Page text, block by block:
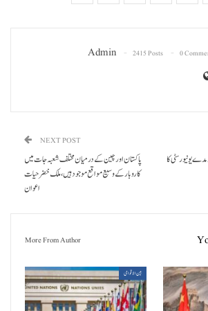
Admin 2415 Posts 0
یونیورسٹی کا
NEXT POST
پاکستان اور چین کے درمیان مختلف شعبہ جات میں
کاروبار کے وسیع مواقع موجود ہیں ، ملک خضر حیات
اعوان
More From Author
بین الاقوامی